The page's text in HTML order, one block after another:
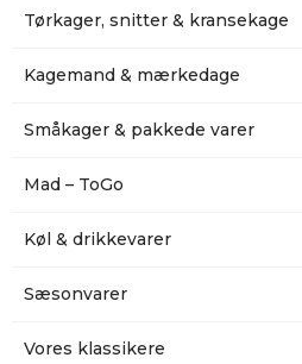
Tørkager, snitter & kransekage
Kagemand & mærkedage
Småkager & pakkede varer
Mad – ToGo
Køl & drikkevarer
Sæsonvarer
Vores klassikere